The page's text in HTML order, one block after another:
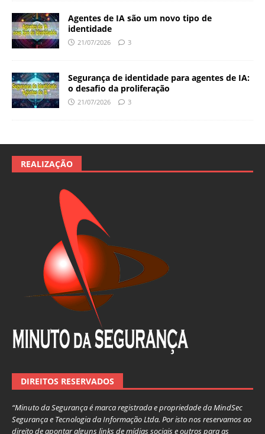
Agentes de IA são um novo tipo de
identidade
21/07/2026 3
Segurança de identidade para agentes de IA:
o desafio da proliferação
21/07/2026 3
REALIZAÇÃO
DIREITOS RESERVADOS
“Minuto da Segurança é marca registrada e propriedade da MindSec
Segurança e Tecnologia da Informação Ltda. Por isto nos reservamos ao
direito de apontar alguns links de mídias sociais e outros para as